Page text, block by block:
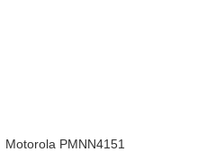
Motorola PMNN4151